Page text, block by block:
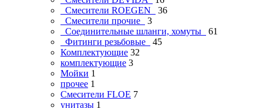
Смесители ROEGEN
36
Смесители прочие
3
Соединительные шланги, хомуты
61
Фитинги резьбовые
45
Комплектующие 32
комплектующие 3
Мойки 1
прочее 1
Смесители FLOE 7
унитазы 1